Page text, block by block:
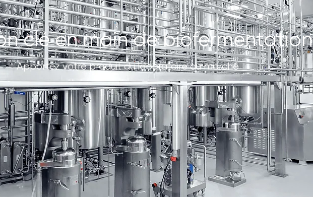
clé en main de biofermentation
Apportez votre produit du laboratoire au marché